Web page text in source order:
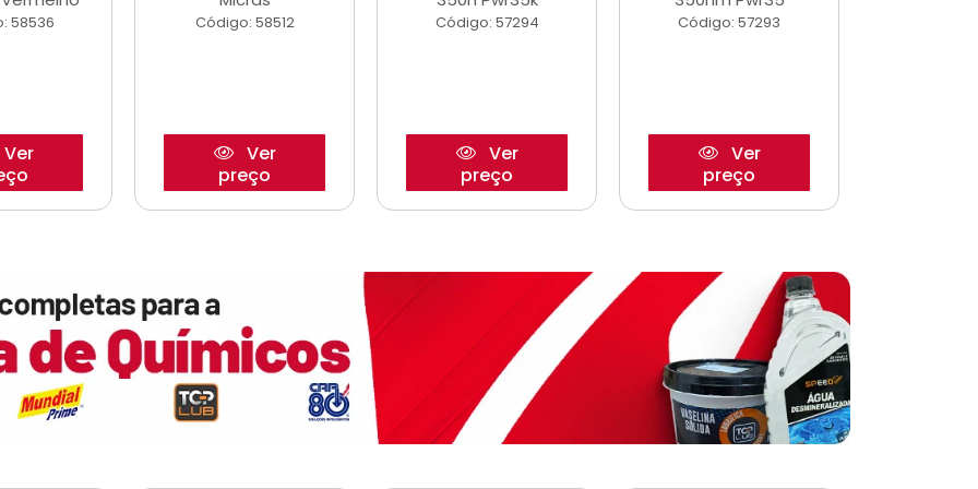
58536
Ver
Código: 58512
Ver
preço
Código: 57294
Ver
preço
Código: 57293
Ver
preço